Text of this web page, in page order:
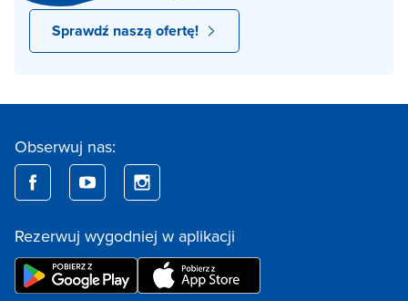
Sprawdź naszą ofertę!
Obserwuj nas:
Rezerwuj wygodniej w aplikacji